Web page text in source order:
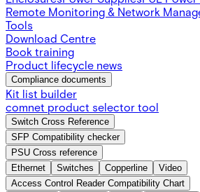
Remote Monitoring & Network
Tools
Download Centre
Book training
Product lifecycle news
Compliance documents
Kit list builder
comnet product selector tool
Switch Cross Reference
SFP Compatibility checker
PSU Cross reference
Ethernet
Switches Copperline
Video
Access Control Reader Compatibility Chart